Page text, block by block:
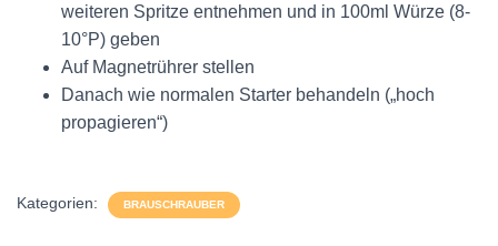
weiteren Spritze entnehmen und in 100ml Würze (8-
10°P) geben
Auf Magnetrührer stellen
Danach wie normalen Starter behandeln („hoch
propagieren“)
Kategorien: BRAUSCHRAUBER